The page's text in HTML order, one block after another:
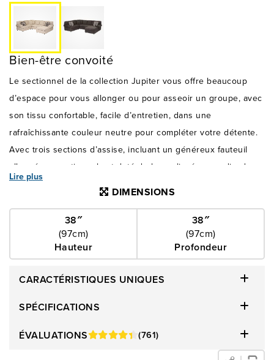
Bien-être convoité
Le sectionnel de la collection Jupiter vous offre beaucoup
d’espace pour vous allonger ou pour asseoir un groupe, avec
son tissu confortable, facile d’entretien, dans une
rafraîchissante couleur neutre pour compléter votre détente.
Avec trois sections d’assise, incluant un généreux fauteuil
allongé, ce sectionnel est doté de bras plissés arrondis, de
coussins de dos amovibles et d’un revêtement très doux,
reflètera un chic style urbain. Votre confort et celui de vos
invités sera assuré lorsque vous trouverez l’endroit parfait
pour le Jupiter dans votre salle de séjour. Fabriqué au
fauteuil allongé côté droit, la causeuse sans bras, le coin et la
causeuse côté gauche, tel que montré.
Articles en commande spéciale. Veuillez allouer
approximativement de 8-10 semaines pour le délai de
Lire plus
DIMENSIONS
38″
(97cm)
Hauteur
38″
(97cm)
Profondeur
CARACTÉRISTIQUES UNIQUES
SPÉCIFICATIONS
ÉVALUATIONS
(761)